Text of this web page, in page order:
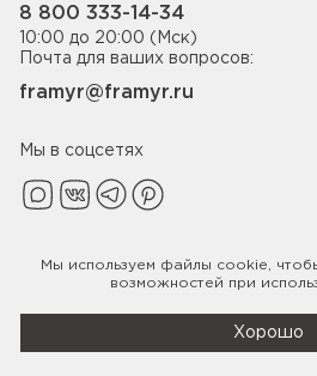
8 800 333-14-34
10:00 до 20:00 (Мск)
Почта для ваших вопросов:
framyr@framyr.ru
Мы в соцсетях
Политика конфиденциальности
Мы используем файлы cookie ,
возможностей при
Хорошо